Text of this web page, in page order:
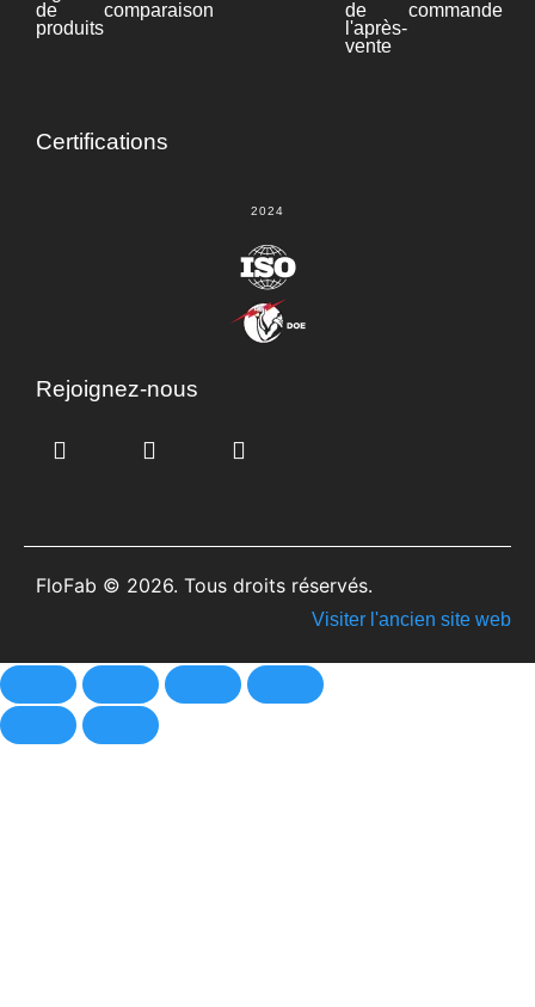
de
produits
comparaison
technique
de
l'après-
vente
commande
Certifications
2024
Rejoignez-nous
FloFab © 2026. Tous droits réservés.
Visiter l'ancien site web